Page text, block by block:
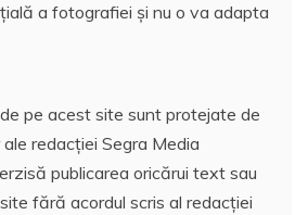
a fotografiei și nu o va adapta
pe acest site sunt protejate de
redacției Segra Media
publicarea oricărui text sau
fără acordul scris al redacției